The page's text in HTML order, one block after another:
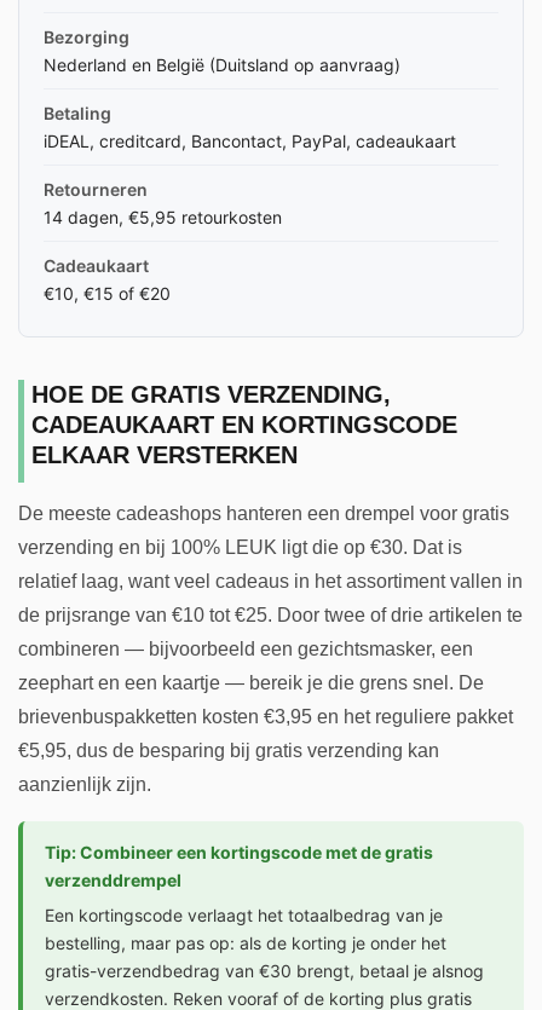
Bezorging
Nederland en België (Duitsland op aanvraag)
Betaling
iDEAL, creditcard, Bancontact, PayPal, cadeaukaart
Retourneren
14 dagen, €5,95 retourkosten
Cadeaukaart
€10, €15 of €20
HOE DE GRATIS VERZENDING,
CADEAUKAART EN KORTINGSCODE
ELKAAR VERSTERKEN
De meeste cadeashops hanteren een drempel voor gratis
verzending en bij 100% LEUK ligt die op €30. Dat is
relatief laag, want veel cadeaus in het assortiment vallen in
de prijsrange van €10 tot €25. Door twee of drie artikelen te
combineren — bijvoorbeeld een gezichtsmasker, een
zeephart en een kaartje — bereik je die grens snel. De
brievenbuspakketten kosten €3,95 en het reguliere pakket
€5,95, dus de besparing bij gratis verzending kan
aanzienlijk zijn.
Tip: Combineer een kortingscode met de gratis
verzenddrempel
Een kortingscode verlaagt het totaalbedrag van je
bestelling, maar pas op: als de korting je onder het
gratis-verzendbedrag van €30 brengt, betaal je alsnog
verzendkosten. Reken vooraf of de korting plus gratis